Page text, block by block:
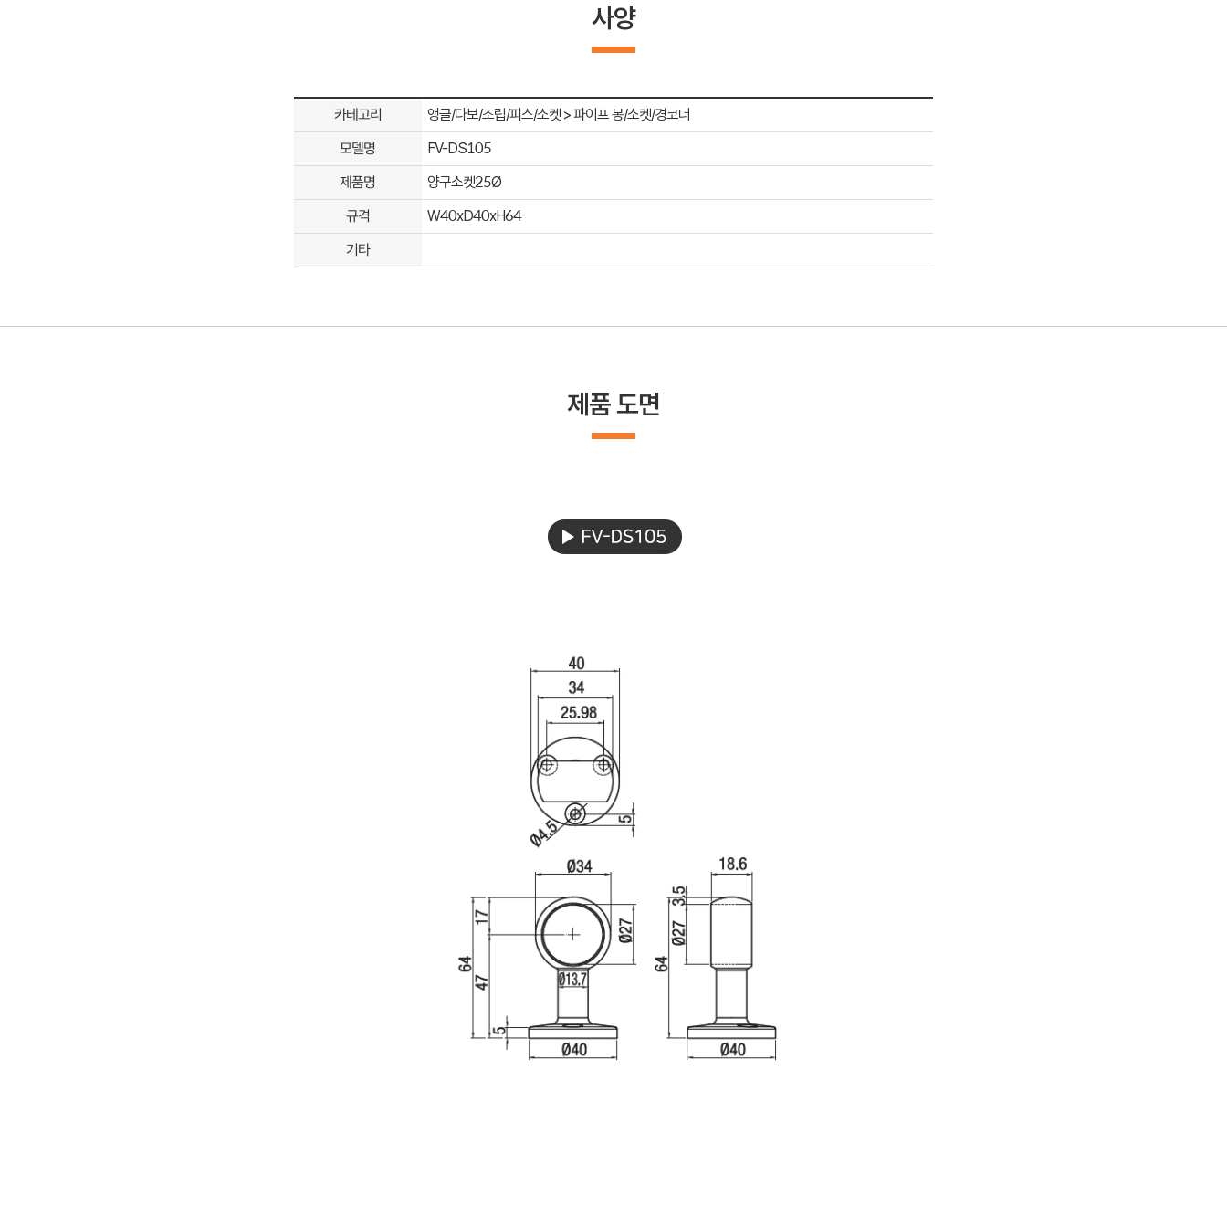
사양
카테고리
앵글/다보/조립/피스/소켓 > 파이프 봉/소켓/경코너
모델명
FV-DS105
제품명
양구소켓25Ø
규격
W40xD40xH64
기타
제품 도면